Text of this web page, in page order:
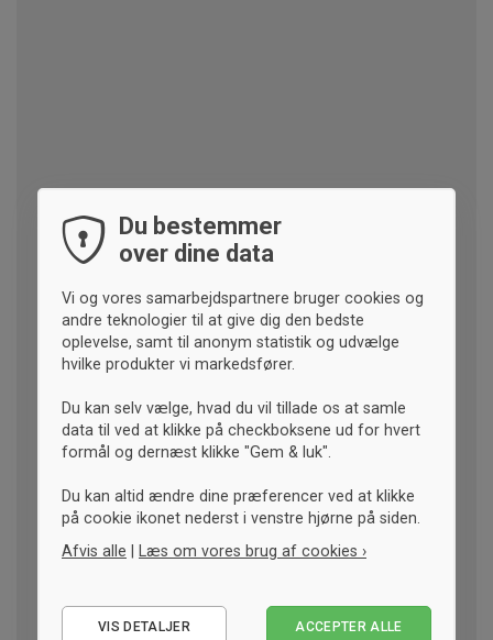
Du bestemmer
over dine data
Vi og vores samarbejdspartnere bruger cookies og
andre teknologier til at give dig den bedste
oplevelse, samt til anonym statistik og udvælge
hvilke produkter vi markedsfører.
Du kan selv vælge, hvad du vil tillade os at samle
data til ved at klikke på checkboksene ud for hvert
formål og dernæst klikke "Gem & luk".
Du kan altid ændre dine præferencer ved at klikke
på cookie ikonet nederst i venstre hjørne på siden.
Afvis alle
Læs om vores brug af cookies ›
Statistiske
VIS DETALJER ACCEPTER ALLE